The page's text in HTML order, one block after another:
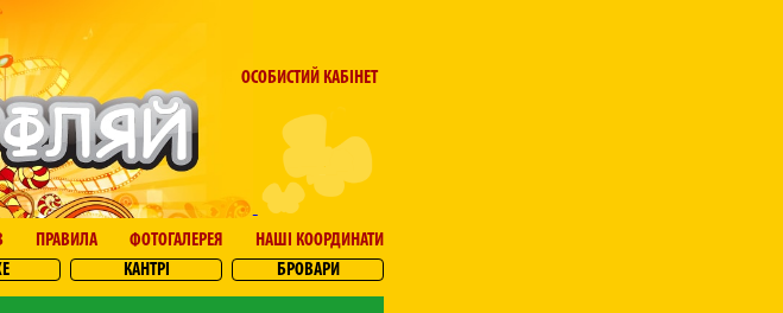
ОСОБИСТИЙ КАБІНЕТ
ПРАВИЛА ФОТОГАЛЕРЕЯ
НАШІ КООРДИНАТИ
КАНТРІ БРОВАРИ